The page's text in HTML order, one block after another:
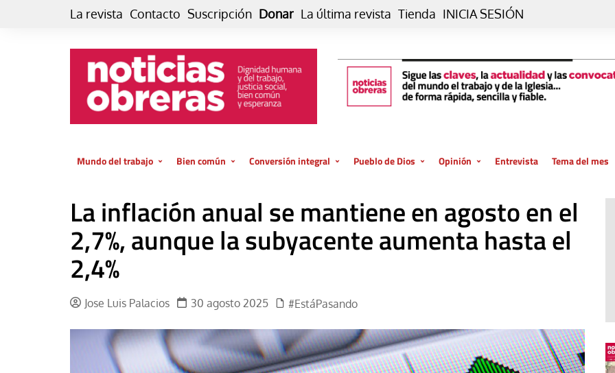
La revista Contacto Suscripción Donar La última revista Tienda INICIA SESIÓN
Mundo del trabajo
El trabajo es para la vida
GlobalizAcción
INFOR. Boletín informativo del
MMTC
Laboral
El amor en el mundo
Bien común
Economía
Conversión integral
de vida… es posible
El cuidado de la creación
Experiencia
Libro
Dos minutos
Pueblo de Dios
La oración de cada día
Vaticano
El atrio
In memoriam
Opinión
Blog De paso…
Blog Eutopía
Tribuna
Blog Sembrando sueños,
Entrevista Tema del mes
La inflación anual se mantiene en agosto en el
2,7%, aunque la subyacente aumenta hasta el
2,4%
Jose Luis Palacios 30 agosto 2025 #EstáPasando